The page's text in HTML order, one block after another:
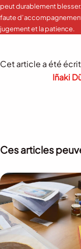
peut durablement
faute
jugement et la patience.
Cet article a été écrit
Iñaki
Ces articles